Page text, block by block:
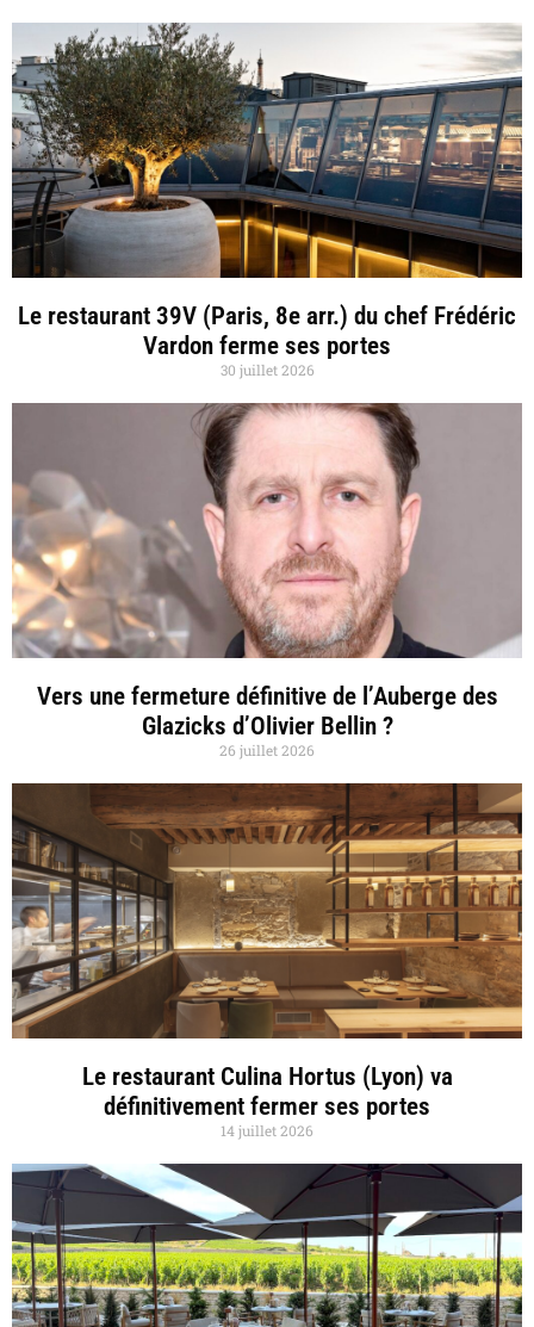
Le restaurant 39V (Paris, 8e arr.) du chef Frédéric
Vardon ferme ses portes
30 juillet 2026
Vers une fermeture définitive de l’Auberge des
Glazicks d’Olivier Bellin ?
26 juillet 2026
Le restaurant Culina Hortus (Lyon) va
définitivement fermer ses portes
14 juillet 2026